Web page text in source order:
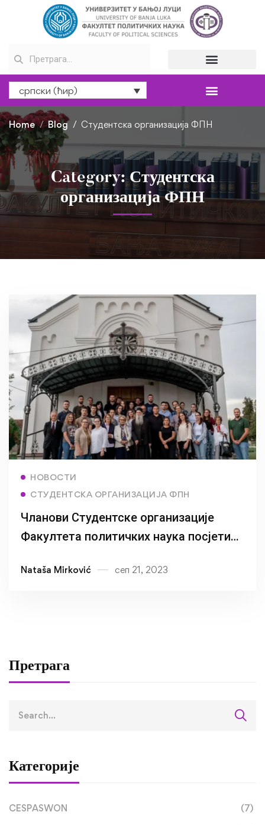
српски (ћир)
Home Blog Студентска организација ФПН
Category: Студентска
организација ФПН
НОВОСТИ
СТУДЕНТСКА ОРГАНИЗАЦИЈА ФПН
Чланови Студентске организације
Факултета политичких наука посјетили
Nataša Mirković сеп 21, 2023
Претрага
Категорије
CESPASWON (7)